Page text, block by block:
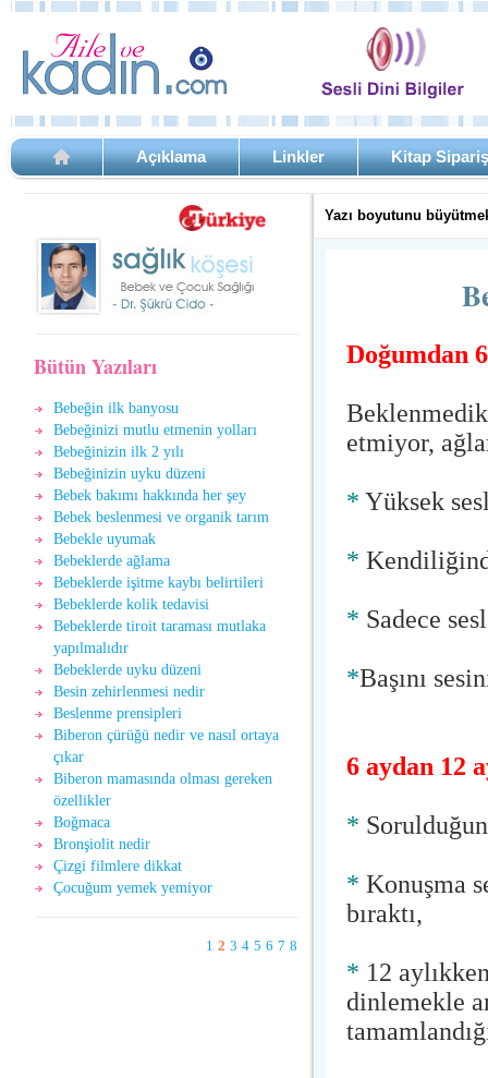
Açıklama Linkler Kitap
Bütün Yazıları
Bebeğin ilk banyosu
Bebeğinizi mutlu etmenin yolları
Bebeğinizin ilk 2 yılı
Bebeğinizin uyku düzeni
Bebek bakımı hakkında her şey
Bebek beslenmesi ve organik tarım
Bebekle uyumak
Bebeklerde ağlama
Bebeklerde işitme kaybı belirtileri
Bebeklerde kolik tedavisi
Bebeklerde tiroit taraması mutlaka
yapılmalıdır
Bebeklerde uyku düzeni
Besin zehirlenmesi nedir
Beslenme prensipleri
Biberon çürüğü nedir ve nasıl ortaya
çıkar
Biberon mamasında olması gereken
özellikler
Boğmaca
Bronşiolit nedir
Çizgi filmlere dikkat
Çocuğum yemek yemiyor
1 2 3 4 5 6 7 8
Yazı boyutunu
Doğumdan
etmiyor,
* Yüksek
*
* Sadece
*Başını
6 aydan 12
*
* Konuşma
bıraktı,
* 12
dinlemekle